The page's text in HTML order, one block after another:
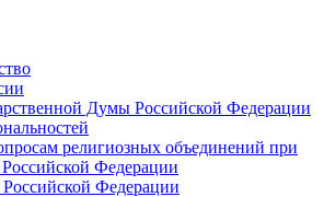
Думы Российской Федерации
религиозных объединений при
Федерации
Российской Федерации